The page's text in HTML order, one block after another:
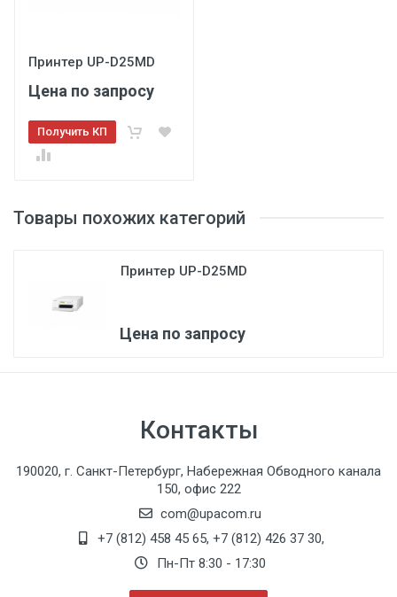
Товары похожих категорий
Принтер UP-D25MD
Цена по запросу
Принтер UP-D25MD
Цена по запросу
Получить КП
Контакты
190020, г. Санкт-Петербург, Набережная Обводного канала
150, офис 222
com@upacom.ru
+7 (812) 458 45 65, +7 (812) 426 37 30,
Пн-Пт 8:30 - 17:30